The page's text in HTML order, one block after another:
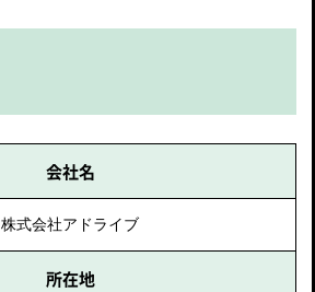
会社名
株式会社アドライブ
所在地